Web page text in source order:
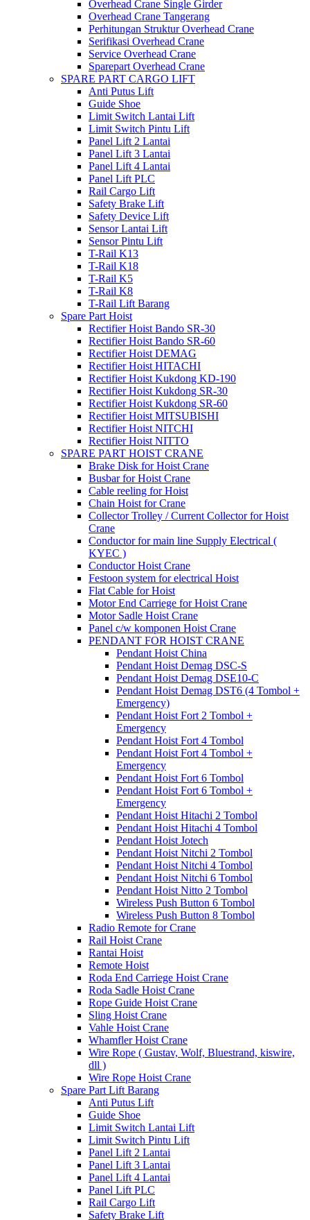
Overhead Crane Single Girder
Overhead Crane Tangerang
Perhitungan Struktur Overhead Crane
Serifikasi Overhead Crane
Service Overhead Crane
Sparepart Overhead Crane
SPARE PART CARGO LIFT
Anti Putus Lift
Guide Shoe
Limit Switch Lantai Lift
Limit Switch Pintu Lift
Panel Lift 2 Lantai
Panel Lift 3 Lantai
Panel Lift 4 Lantai
Panel Lift PLC
Rail Cargo Lift
Safety Brake Lift
Safety Device Lift
Sensor Lantai Lift
Sensor Pintu Lift
T-Rail K13
T-Rail K18
T-Rail K5
T-Rail K8
T-Rail Lift Barang
Spare Part Hoist
Rectifier Hoist Bando SR-30
Rectifier Hoist Bando SR-60
Rectifier Hoist DEMAG
Rectifier Hoist HITACHI
Rectifier Hoist Kukdong KD-190
Rectifier Hoist Kukdong SR-30
Rectifier Hoist Kukdong SR-60
Rectifier Hoist MITSUBISHI
Rectifier Hoist NITCHI
Rectifier Hoist NITTO
SPARE PART HOIST CRANE
Brake Disk for Hoist Crane
Busbar for Hoist Crane
Cable reeling for Hoist
Chain Hoist for Crane
Collector Trolley / Current Collector for Hoist
Crane
Conductor for main line Supply Electrical (
KYEC )
Conductor Hoist Crane
Festoon system for electrical Hoist
Flat Cable for Hoist
Motor End Carriege for Hoist Crane
Motor Sadle Hoist Crane
Panel c/w komponen Hoist Crane
PENDANT FOR HOIST CRANE
Pendant Hoist China
Pendant Hoist Demag DSC-S
Pendant Hoist Demag DSE10-C
Pendant Hoist Demag DST6 (4 Tombol +
Emergency)
Pendant Hoist Fort 2 Tombol +
Emergency
Pendant Hoist Fort 4 Tombol
Pendant Hoist Fort 4 Tombol +
Emergency
Pendant Hoist Fort 6 Tombol
Pendant Hoist Fort 6 Tombol +
Emergency
Pendant Hoist Hitachi 2 Tombol
Pendant Hoist Hitachi 4 Tombol
Pendant Hoist Jotech
Pendant Hoist Nitchi 2 Tombol
Pendant Hoist Nitchi 4 Tombol
Pendant Hoist Nitchi 6 Tombol
Pendant Hoist Nitto 2 Tombol
Wireless Push Button 6 Tombol
Wireless Push Button 8 Tombol
Radio Remote for Crane
Rail Hoist Crane
Rantai Hoist
Remote Hoist
Roda End Carriege Hoist Crane
Roda Sadle Hoist Crane
Rope Guide Hoist Crane
Sling Hoist Crane
Vahle Hoist Crane
Whamfler Hoist Crane
Wire Rope ( Gustav, Wolf, Bluestrand, kiswire,
dll )
Wire Rope Hoist Crane
Spare Part Lift Barang
Anti Putus Lift
Guide Shoe
Limit Switch Lantai Lift
Limit Switch Pintu Lift
Panel Lift 2 Lantai
Panel Lift 3 Lantai
Panel Lift 4 Lantai
Panel Lift PLC
Rail Cargo Lift
Safety Brake Lift